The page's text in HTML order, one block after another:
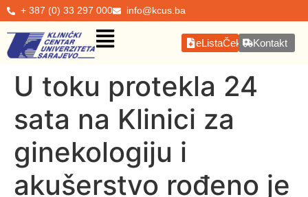
+ 387 (0) 33 297 000 info@kcus.ba
eListaČekanjaKontakt
U toku protekla 24
sata na Klinici za
ginekologiju i
akušerstvo rođeno je